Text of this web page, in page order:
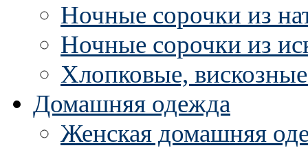
Ночные сорочки из
Ночные сорочки из
Хлопковые,
Домашняя одежда
Женская домашняя